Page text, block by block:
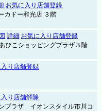
お気に入り店舗登録
カドー和光店 ３階
詳細 お気に入り店舗登録
びこショッピングプラザ３階
り店舗登録
り店舗解除
プラザ イオンスタイル市川コ